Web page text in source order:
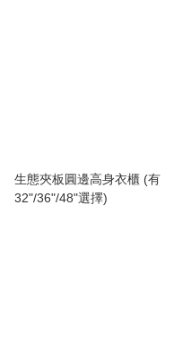
生態夾板圓邊高身衣櫃 (有
32"/36"/48"選擇)